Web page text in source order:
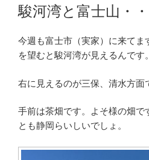
稿
日:
駿河湾と富士山・・
今週も富士市（実家）に来てま
を望むと駿河湾が見えるんです。
右に見えるのが三保、清水方面
手前は茶畑です。よそ様の畑で
とも静岡らいしいでしょ。